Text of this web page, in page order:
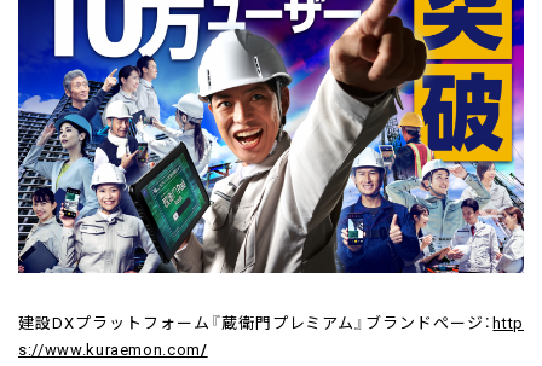
建設DXプラットフォーム『蔵衛門プレミアム』ブランドページ：http
s://www.kuraemon.com/